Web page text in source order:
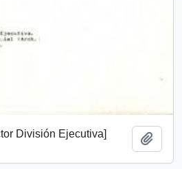
División Ejecutiva]